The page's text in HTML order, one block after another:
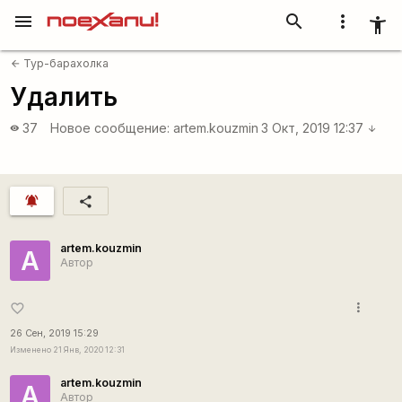
more_vert accessibility_new
search
menu
arrow_back Тур-барахолка
Удалить
visibility 37 Новое сообщение: artem.kouzmin 3 Окт, 2019 12:37 arrow_downward
notifications_active share
A
artem.kouzmin
Автор
favorite_border
26 Сен, 2019 15:29
Изменено 21 Янв, 2020 12:31
more_vert
A
artem.kouzmin
Автор